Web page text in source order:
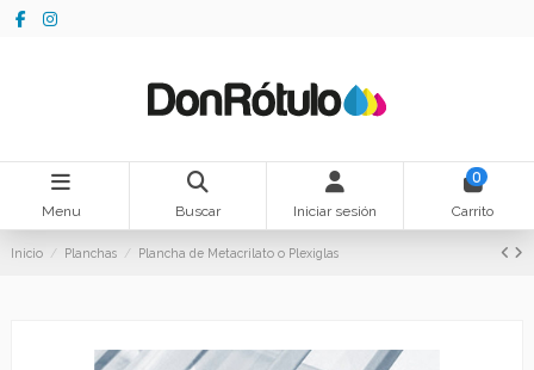
Menu Buscar Iniciar sesión
0
Carrito
Inicio Planchas Plancha de Metacrilato o Plexiglas